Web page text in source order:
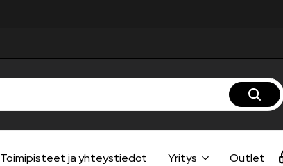
Toimipisteet ja yhteystiedot Yritys Outlet